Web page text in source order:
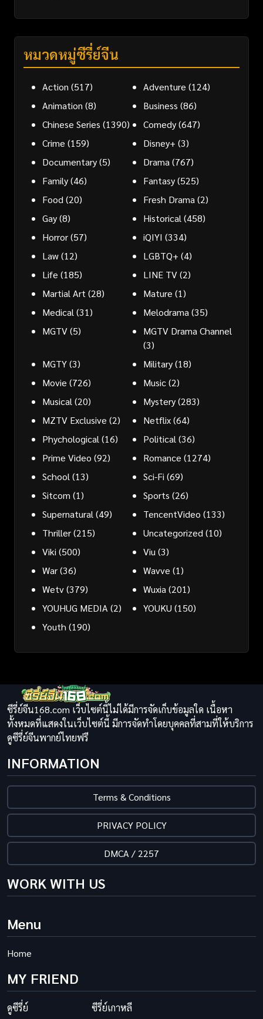
หมวดหมู่ซีรี่ย์จีน
Action (517) Adventure (124)
Animation (8) Business (86)
Chinese Series (1390) Comedy(647)
Crime (159) Disney+ (3)
Documentary(5) Drama (767)
Family(46) Fantasy(525)
Food (20) Fresh Drama (2)
Gay(8) Historical (458)
Horror(57) iQIYI (334)
Law(12) LGBTQ+ (4)
Life (185) LINE TV(2)
Martial Art (28) Mature (1)
Medical (31) Melodrama (35)
MGTV(5)
MGTV Drama Channel
(3)
MGTY(3) Military(18)
Movie (726) Music(2)
Musical (20) Mystery(283)
MZTV Exclusive (2) Netflix(64)
Phychological (16) Political (36)
Prime Video (92) Romance (1274)
School (13) Sci-Fi (69)
Sitcom (1) Sports (26)
Supernatural (49) TencentVideo (133)
Thriller(215) Uncategorized (10)
Viki (500) Viu (3)
War(36) Wavve (1)
Wetv(379) Wuxia (201)
YOUHUG MEDIA (2) YOUKU (150)
Youth (190)
ซีรี่ย์จีน168.com เว็บไซต์นี้ไม่ได้มีการจัดเก็บข้อมูลใด เนื้อหา
ทั้งหมดที่แสดงในเว็บไซต์นี้ มีการจัดทำโดยบุคคลที่สามที่ให้บริการ
ดูซีรี่ย์จีนพากย์ไทยฟรี
INFORMATION
Terms & Conditions
PRIVACY POLICY
DMCA / 2257
WORK WITH US
Menu
Home
MY FRIEND
ดูซีรี่ย์ ซีรี่ย์เกาหลี